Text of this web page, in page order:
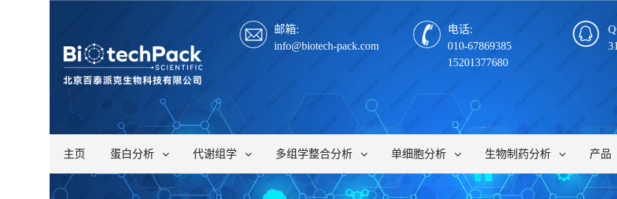
邮箱:
info@biotech-pack.com
电话:
010-67869385
15201377680
主页 蛋白分析 代谢组学 多组学整合分析 单细胞分析 生物制药分析 产品